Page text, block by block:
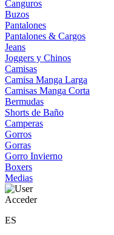
Canguros
Buzos
Pantalones
Pantalones & Cargos
Jeans
Joggers y Chinos
Camisas
Camisa Manga Larga
Camisas Manga Corta
Bermudas
Shorts de Baño
Camperas
Gorros
Gorras
Gorro Invierno
Boxers
Medias
Acceder
ES